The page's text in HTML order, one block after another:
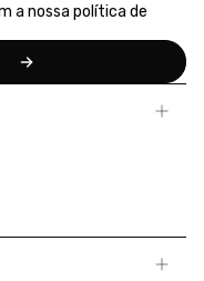
a nossa política de